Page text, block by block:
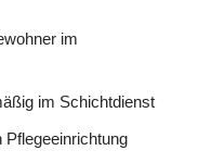
im
im Schichtdienst
Pflegeeinrichtung